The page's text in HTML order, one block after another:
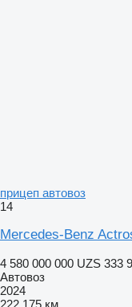
прицеп автовоз
14
Mercedes-Benz
4 580 000 000 UZS 333
Автовоз
2024
222 175 км